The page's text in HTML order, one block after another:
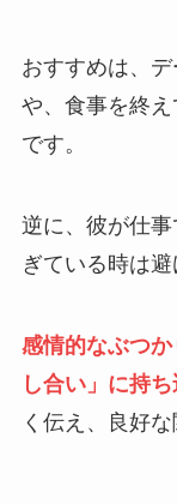
おすすめは、
や、食事を終
です。
逆に、彼が仕
ぎている時は避
感情的なぶつ
し合い」に持
く伝え、良好